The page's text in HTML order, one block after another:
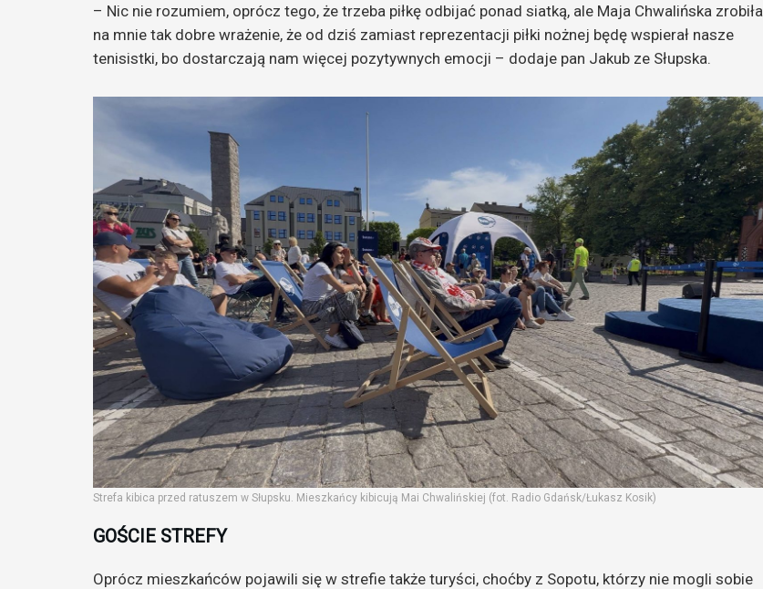
– Nic nie rozumiem, oprócz tego, że trzeba piłkę odbijać ponad siatką, ale Maja Chwalińska zrobiła
na mnie tak dobre wrażenie, że od dziś zamiast reprezentacji piłki nożnej będę wspierał nasze
tenisistki, bo dostarczają nam więcej pozytywnych emocji – dodaje pan Jakub ze Słupska.
Strefa kibica przed ratuszem w Słupsku. Mieszkańcy kibicują Mai Chwalińskiej (fot. Radio Gdańsk/Łukasz Kosik)
GOŚCIE STREFY
Oprócz mieszkańców pojawili się w strefie także turyści, choćby z Sopotu, którzy nie mogli sobie